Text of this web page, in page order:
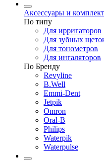
Аксессуары и
По типу
Для ирригаторов
Для зубных
Для тонометров
Для ингаляторов
По Бренду
Revyline
B.Well
Emmi-Dent
Jetpik
Omron
Oral-B
Philips
Waterpik
Waterpulse